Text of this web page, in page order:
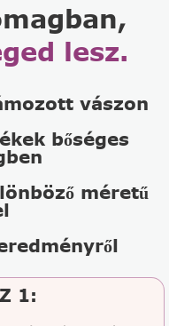
lesz.
vászon
bőséges
méretű
1: